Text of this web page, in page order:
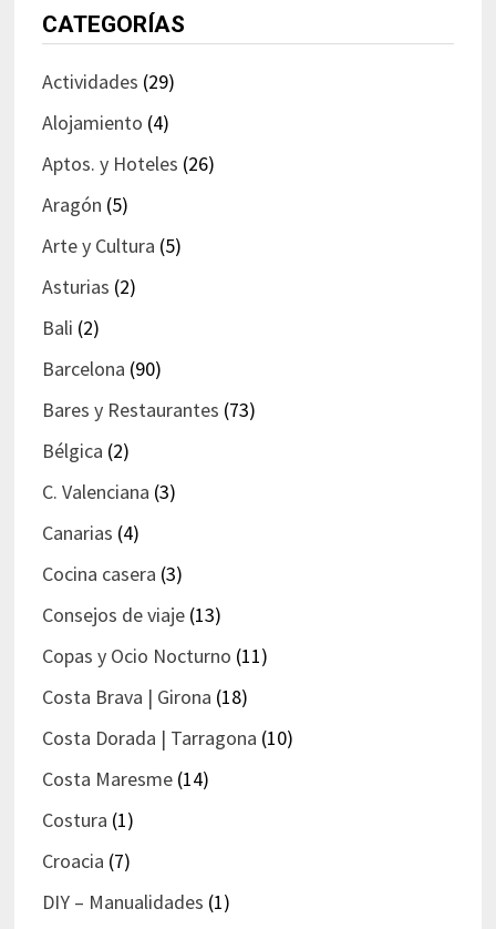
CATEGORÍAS
Actividades (29)
Alojamiento (4)
Aptos. y Hoteles (26)
Aragón (5)
Arte y Cultura (5)
Asturias (2)
Bali (2)
Barcelona (90)
Bares y Restaurantes (73)
Bélgica (2)
C. Valenciana (3)
Canarias (4)
Cocina casera (3)
Consejos de viaje(13)
Copas y Ocio Nocturno (11)
Costa Brava | Girona (18)
Costa Dorada | Tarragona (10)
Costa Maresme(14)
Costura (1)
Croacia (7)
DIY – Manualidades (1)